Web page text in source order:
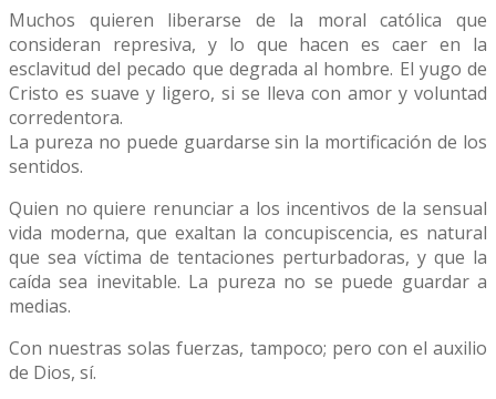
Muchos quieren liberarse de la moral católica que
consideran represiva, y lo que hacen es caer en la
esclavitud del pecado que degrada al hombre. El yugo de
Cristo es suave y ligero, si se lleva con amor y voluntad
corredentora.
La pureza no puede guardarse sin la mortificación de los
sentidos.
Quien no quiere renunciar a los incentivos de la sensual
vida moderna, que exaltan la concupiscencia, es natural
que sea víctima de tentaciones perturbadoras, y que la
caída sea inevitable. La pureza no se puede guardar a
medias.
Con nuestras solas fuerzas, tampoco; pero con el auxilio
de Dios, sí.